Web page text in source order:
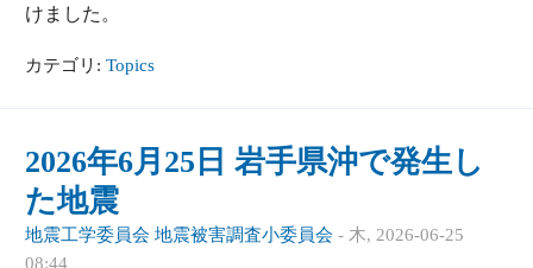
けました。
カテゴリ: Topics
2026年6月25日 岩手県沖で発生し
た地震
地震工学委員会 地震被害調査小委員会 - 木, 2026-06-25
08:44